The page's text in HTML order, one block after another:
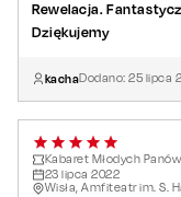
Rewelacja.
Dziękujemy
kachaDodano:25 lipca
Kabaret Młodych
23 lipca 2022
Wisła, Amfiteatr im. S.